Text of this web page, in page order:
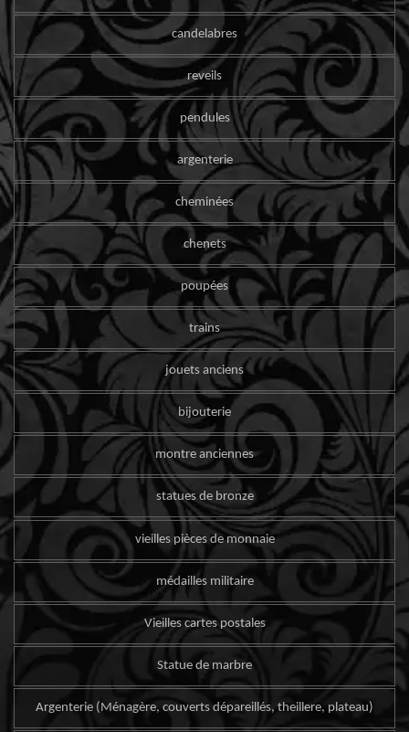
candelabres
reveils
pendules
argenterie
cheminées
chenets
poupées
trains
jouets anciens
bijouterie
montre anciennes
statues de bronze
vieilles pièces de monnaie
médailles militaire
Vieilles cartes postales
Statue de marbre
Argenterie (Ménagère, couverts dépareillés, theillere, plateau)